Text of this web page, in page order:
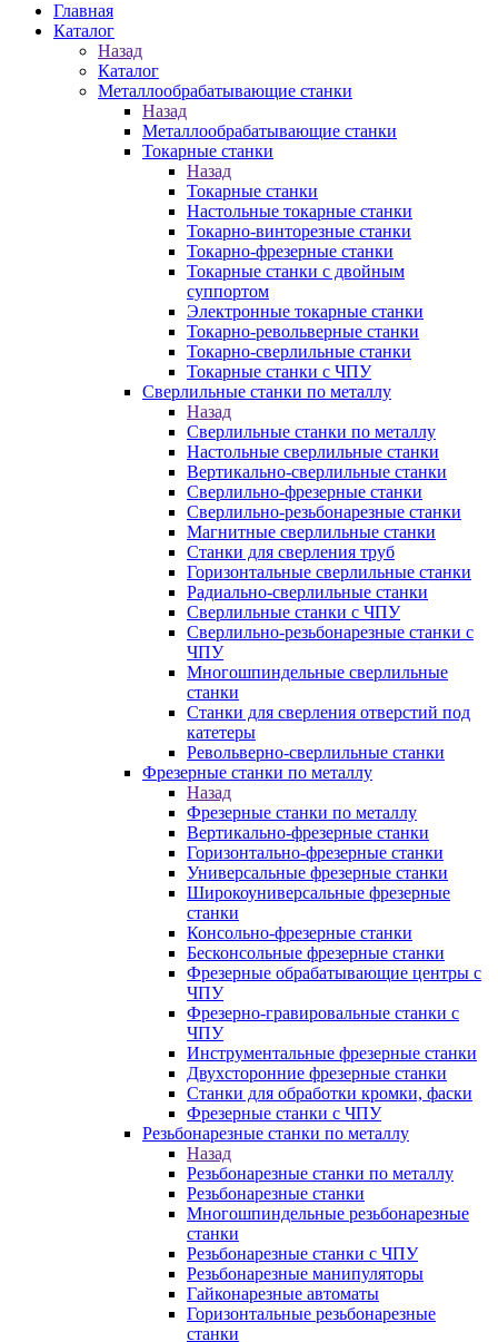
Главная
Каталог
Назад
Каталог
Металлообрабатывающие станки
Назад
Металлообрабатывающие станки
Токарные станки
Назад
Токарные станки
Настольные токарные станки
Токарно-винторезные станки
Токарно-фрезерные станки
Токарные станки с двойным
суппортом
Электронные токарные станки
Токарно-револьверные станки
Токарно-сверлильные станки
Токарные станки с ЧПУ
Сверлильные станки по металлу
Назад
Сверлильные станки по металлу
Настольные сверлильные станки
Вертикально-сверлильные станки
Сверлильно-фрезерные станки
Сверлильно-резьбонарезные станки
Магнитные сверлильные станки
Станки для сверления труб
Горизонтальные сверлильные станки
Радиально-сверлильные станки
Сверлильные станки с ЧПУ
Сверлильно-резьбонарезные станки с
ЧПУ
Многошпиндельные сверлильные
станки
Станки для сверления отверстий под
катетеры
Револьверно-сверлильные станки
Фрезерные станки по металлу
Назад
Фрезерные станки по металлу
Вертикально-фрезерные станки
Горизонтально-фрезерные станки
Универсальные фрезерные станки
Широкоуниверсальные фрезерные
станки
Консольно-фрезерные станки
Бесконсольные фрезерные станки
Фрезерные обрабатывающие центры с
ЧПУ
Фрезерно-гравировальные станки с
ЧПУ
Инструментальные фрезерные станки
Двухсторонние фрезерные станки
Станки для обработки кромки, фаски
Фрезерные станки с ЧПУ
Резьбонарезные станки по металлу
Назад
Резьбонарезные станки по металлу
Резьбонарезные станки
Многошпиндельные резьбонарезные
станки
Резьбонарезные станки с ЧПУ
Резьбонарезные манипуляторы
Гайконарезные автоматы
Горизонтальные резьбонарезные
станки